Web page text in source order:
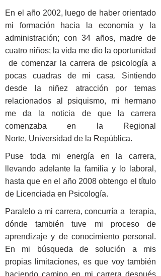
En el año 2002, luego de haber orientado
mi formación hacia la economía y la
administración; con 34 años, madre de
cuatro niños; la vida me dio la oportunidad
de comenzar la carrera de psicología a
pocas cuadras de mi casa. Sintiendo
desde la niñez atracción por temas
relacionados al psiquismo, mi hermano
me da la noticia de que la carrera
comenzaba en la Regional
Norte, Universidad de la República.
Puse toda mi energía en la carrera,
llevando adelante la familia y lo laboral,
hasta que en el año 2008 obtengo el título
de Licenciada en Psicología.
Paralelo a mi carrera, concurría a terapia,
dónde también tuve mi proceso de
aprendizaje y de conocimiento personal.
En mi búsqueda de solución a mis
propias limitaciones, es que voy también
haciendo camino en mi carrera después